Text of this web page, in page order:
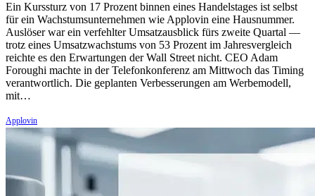
Ein Kurssturz von 17 Prozent binnen eines Handelstages ist selbst
für ein Wachstumsunternehmen wie Applovin eine Hausnummer.
Auslöser war ein verfehlter Umsatzausblick fürs zweite Quartal —
trotz eines Umsatzwachstums von 53 Prozent im Jahresvergleich
reichte es den Erwartungen der Wall Street nicht. CEO Adam
Foroughi machte in der Telefonkonferenz am Mittwoch das Timing
verantwortlich. Die geplanten Verbesserungen am Werbemodell,
mit…
Applovin